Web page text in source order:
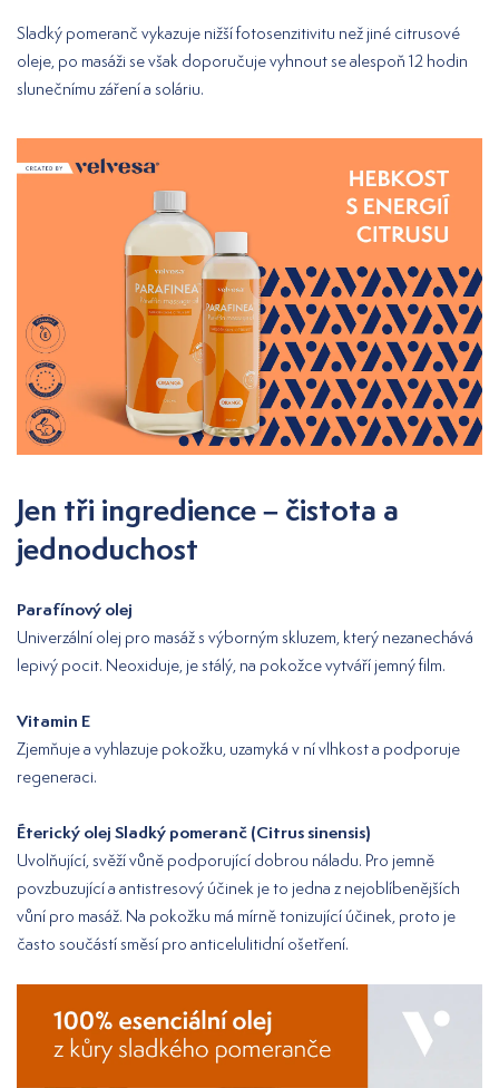
Sladký pomeranč vykazuje nižší fotosenzitivitu než jiné citrusové
oleje, po masáži se však doporučuje vyhnout se alespoň 12 hodin
slunečnímu záření a soláriu.
Jen tři ingredience – čistota a
jednoduchost
Parafínový olej
Univerzální olej pro masáž s výborným skluzem, který nezanechává
lepivý pocit. Neoxiduje, je stálý, na pokožce vytváří jemný film.
Vitamin E
Zjemňuje a vyhlazuje pokožku, uzamyká v ní vlhkost a podporuje
regeneraci.
Éterický olej Sladký pomeranč (Citrus sinensis)
Uvolňující, svěží vůně podporující dobrou náladu. Pro jemně
povzbuzující a antistresový účinek je to jedna z nejoblíbenějších
vůní pro masáž. Na pokožku má mírně tonizující účinek, proto je
často součástí směsí pro anticelulitidní ošetření.